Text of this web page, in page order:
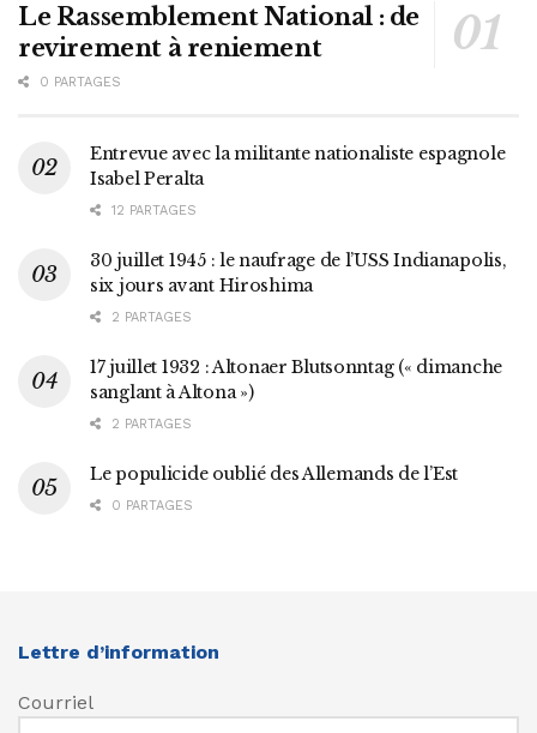
Le Rassemblement National : de
revirement à reniement
0 PARTAGES
Entrevue avec la militante nationaliste espagnole
Isabel Peralta
12 PARTAGES
30 juillet 1945 : le naufrage de l’USS Indianapolis,
six jours avant Hiroshima
2 PARTAGES
17 juillet 1932 : Altonaer Blutsonntag (« dimanche
sanglant à Altona »)
2 PARTAGES
Le populicide oublié des Allemands de l’Est
0 PARTAGES
Lettre d’information
Courriel